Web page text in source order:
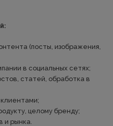
(посты, изображения,
в социальных сетях;
статей, обработка в
целому бренду;
и рынка.